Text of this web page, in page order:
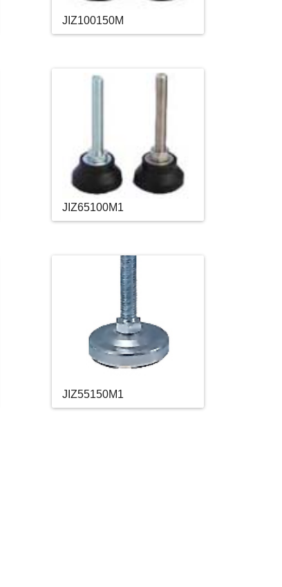
JIZ100150M
JIZ65100M1
JIZ55150M1